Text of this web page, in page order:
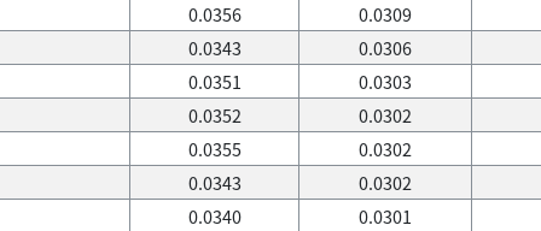
0.0356 0.0309
0.0343 0.0306
0.0351 0.0303
0.0352 0.0302
0.0355 0.0302
0.0343 0.0302
0.0340 0.0301